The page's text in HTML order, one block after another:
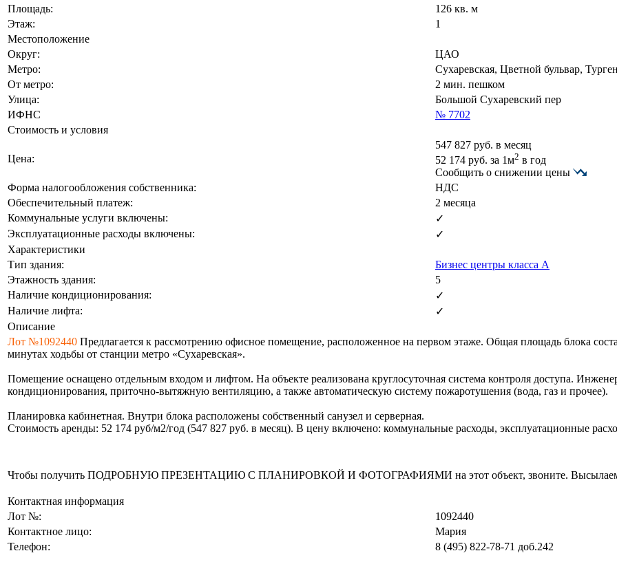
Площадь:
126 кв. м
Этаж:
1
Местоположение
Округ:
ЦАО
Метро:
Сухаревская, Цветной бульвар,
От метро:
2 мин. пешком
Улица:
Большой Сухаревский пер
ИФНС
№ 7702
Стоимость и условия
Цена:
547 827 руб. в месяц
52 174 руб. за 1м2 в год
Сообщить о снижении цены
Форма налогообложения собственника:
НДС
Обеспечительный платеж:
2 месяца
Коммунальные услуги включены:
✓
Эксплуатационные расходы включены:
✓
Характеристики
Тип здания:
Бизнес центры класса А
Этажность здания:
5
Наличие кондиционирования:
✓
Наличие лифта:
✓
Описание
Лот №1092440 Предлагается к рассмотрению офисное помещение, расположенное на первом этаже. Общая площадь блока
минутах ходьбы от станции метро «Сухаревская».
Помещение оснащено отдельным входом и лифтом. На объекте реализована круглосуточная система контроля доступа.
кондиционирования, приточно-вытяжную вентиляцию, а также автоматическую систему пожаротушения (вода, газ и прочее).
Планировка кабинетная. Внутри блока расположены собственный санузел и серверная.
Стоимость аренды: 52 174 руб/м2/год (547 827 руб. в месяц). В цену включено: коммунальные расходы, эксплуатационные
Чтобы получить ПОДРОБНУЮ ПРЕЗЕНТАЦИЮ С ПЛАНИРОВКОЙ И ФОТОГРАФИЯМИ на этот объект, звоните. Высылаем в
Контактная информация
Лот №:
1092440
Контактное лицо:
Мария
Телефон:
8 (495) 822-78-71 доб.242